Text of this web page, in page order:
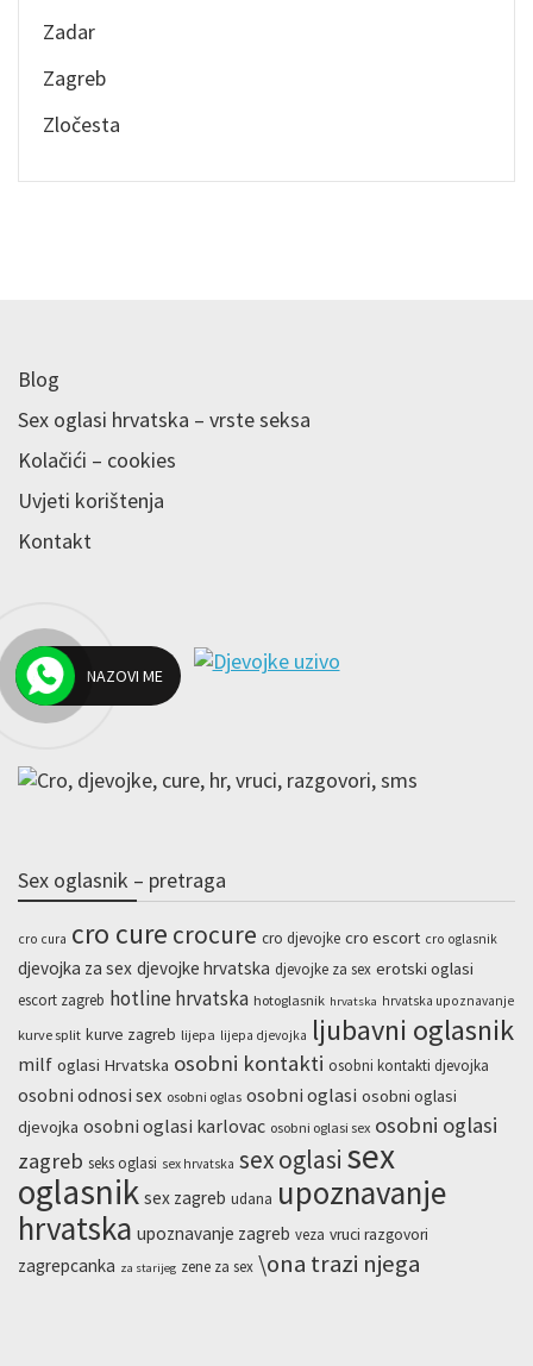
Zadar
Zagreb
Zločesta
Blog
Sex oglasi hrvatska – vrste seksa
Kolačići – cookies
Uvjeti korištenja
Kontakt
Sex oglasnik – pretraga
cro cura cro cure crocure cro djevojke cro escort cro oglasnik
djevojka za sex djevojke hrvatska djevojke za sex erotski oglasi
escort zagreb hotline hrvatska hotoglasnik hrvatska hrvatska upoznavanje
kurve split kurve zagreb lijepa lijepa djevojka ljubavni oglasnik
milf oglasi Hrvatska osobni kontakti osobni kontakti djevojka
osobni odnosi sex osobni oglas osobni oglasi osobni oglasi
djevojka osobni oglasi karlovac osobni oglasi sex osobni oglasi
zagreb seks oglasi sex hrvatska sex oglasi sex
oglasnik sex zagreb udana upoznavanje
hrvatska upoznavanje zagreb veza vruci razgovori
zagrepcanka za starijeg zene za sex \ona trazi njega
NAZOVI ME